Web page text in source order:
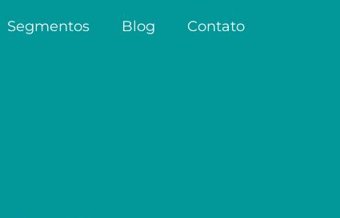
Segmentos Blog Contato